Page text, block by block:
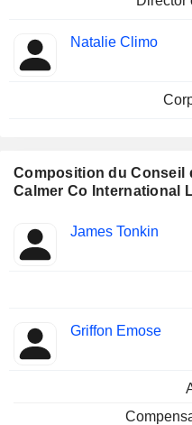
Natalie Climo
Composition du Conseil
Calmer Co International
Administrateur Comités
James Tonkin
Griffon Emose